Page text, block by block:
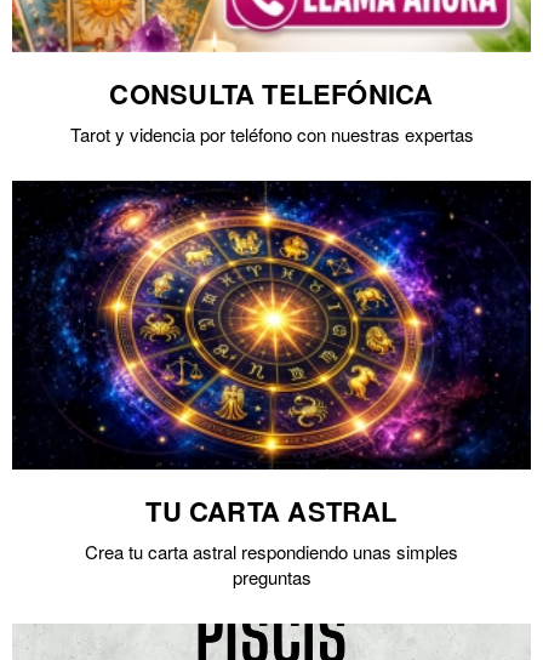
CONSULTA TELEFÓNICA
Tarot y videncia por teléfono con nuestras expertas
TU CARTA ASTRAL
Crea tu carta astral respondiendo unas simples
preguntas